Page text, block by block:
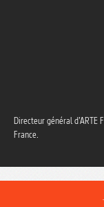
Directeur général d’ARTE
France.